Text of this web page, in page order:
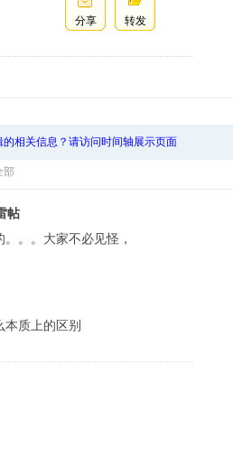
分享 转发
相关信息？请访问时间轴展示页面
部
帖
。。大家不必见怪，
质上的区别